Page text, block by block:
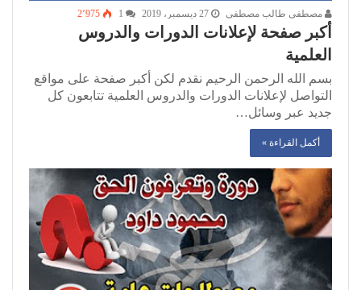
مصطفى طالب مصطفى 27 ديسمبر، 2019 2٬975
أكبر صفحة لإعلانات الدورات والدروس
العلمية
بسم الله الرحمن الرحيم نقدم لكن أكبر صفحة على مواقع
التواصل لإعلانات الدورات والدروس العلمية تتابعون كل
جديد عبر وسائل…
أكمل القراءة »